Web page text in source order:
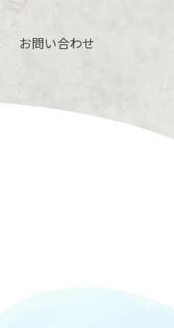
お問い合わせ